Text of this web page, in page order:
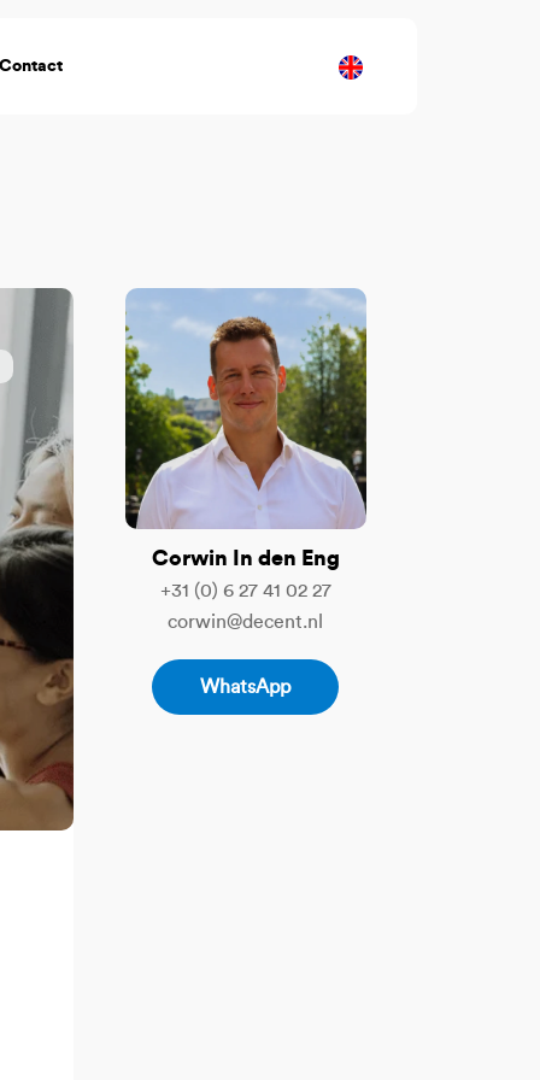
Contact
Corwin In den Eng
+31 (0) 6 27 41 02 27
corwin@decent.nl
WhatsApp